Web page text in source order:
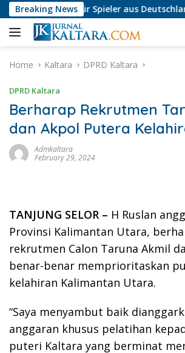
Skip
to
content
Breaking News
für Spieler aus Deutschland
Home Kaltara DPRD Kaltara
DPRD Kaltara
Berharap Rekrutmen
dan Akpol Putera
Admkaltara
February 29, 2024
TANJUNG SELOR – H Ruslan
Provinsi Kalimantan Utara,
rekrutmen Calon Taruna Akmil
benar-benar memprioritaskan
kelahiran Kalimantan Utara.
“Saya menyambut baik
anggaran khusus pelatihan
puteri Kaltara yang berminat